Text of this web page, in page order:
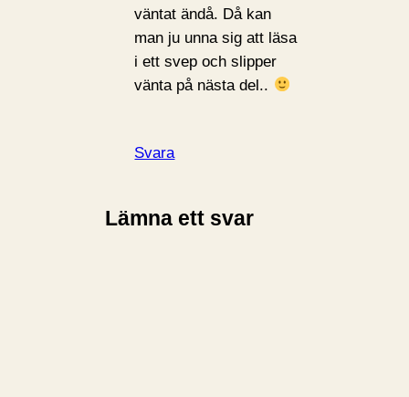
väntat ändå. Då kan
man ju unna sig att läsa
i ett svep och slipper
vänta på nästa del..
Svara
Lämna ett svar